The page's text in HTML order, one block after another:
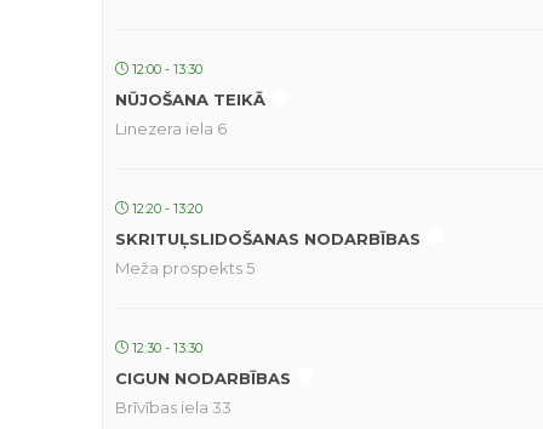
12:00 - 13:30
NŪJOŠANA TEIKĀ
Linezera iela 6
12:20 - 13:20
SKRITUĻSLIDOŠANAS NODARBĪBAS
Meža prospekts 5
12:30 - 13:30
CIGUN NODARBĪBAS
Brīvības iela 33